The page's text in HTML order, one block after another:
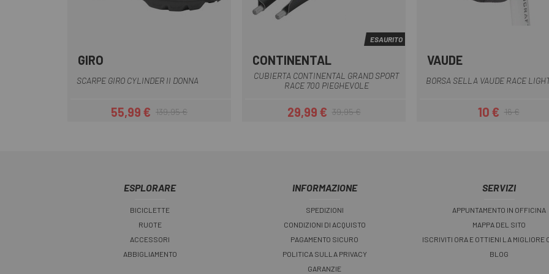
GIRO
SCARPE GIRO CYLINDER II DONNA
Prezzo
55,99 €Prezzo base
139,95 €
ESAURITO
CONTINENTAL
CUBIERTA CONTINENTAL GRAND SPORT
RACE 700 PIEGHEVOLE
Prezzo
29,99 €Prezzo base
39,95 €
VAUDE
BORSA SELLA VAUDE RACE
Prezzo
10 €Prezzo base
16 €
ESPLORARE
BICICLETTE
RUOTE
ACCESSORI
ABBIGLIAMENTO
INFORMAZIONE
SPEDIZIONI
CONDIZIONI DI ACQUISTO
PAGAMENTO SICURO
POLITICA SULLA PRIVACY
GARANZIE
SERVIZI
APPUNTAMENTO IN OFFICINA
MAPPA DEL SITO
ISCRIVITI ORA E OTTIENI LA MIGLIORE
BLOG